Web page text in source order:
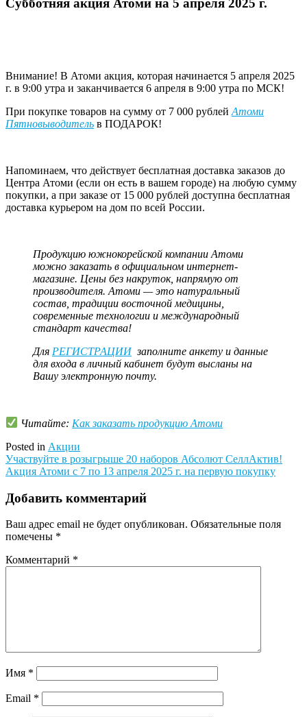
Субботняя акция Атоми на 5 апреля 2025 г.
Внимание! В Атоми акция, которая начинается 5 апреля 2025
г. в 9:00 утра и заканчивается 6 апреля в 9:00 утра по МСК!
При покупке товаров на сумму от 7 000 рублейАтоми
Пятновыводитель в ПОДАРОК!
Напоминаем, что действует бесплатная доставка заказов до
Центра Атоми (если он есть в вашем городе) на любую сумму
покупки, а при заказе от 15 000 рублей доступна бесплатная
доставка курьером на дом по всей России.
Продукцию южнокорейской компании Атоми
можно заказать в официальном интернет-
магазине. Цены без накруток, напрямую от
производителя. Атоми — это натуральный
состав, традиции восточной медицины,
современные технологии и международный
стандарт качества!
Для РЕГИСТРАЦИИзаполните анкету и данные
для входа в личный кабинет будут высланы на
Вашу электронную почту.
Читайте: Как заказать продукцию Атоми
Posted in Акции
Навигация
по
записям
Участвуйте в розыгрыше 20 наборов Абсолют СеллАктив!
Акция Атоми с 7 по 13 апреля 2025 г. на первую покупку
Добавить комментарий
Ваш адрес email не будет опубликован. Обязательные поля
помечены *
Комментарий *
Имя *
Email *